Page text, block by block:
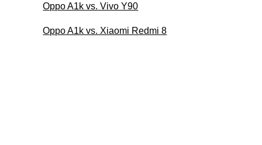
Oppo A1k vs. Vivo Y90
Oppo A1k vs. Xiaomi Redmi 8